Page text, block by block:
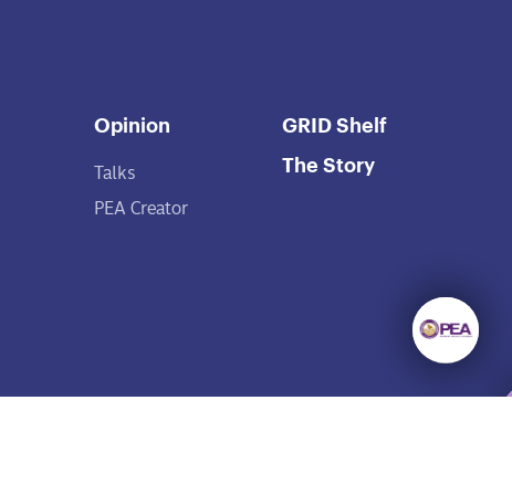
Opinion
Talks
PEA Creator
GRID Shelf
The Story